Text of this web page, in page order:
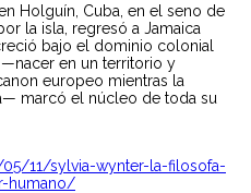
Holguín, Cuba, en el seno de
la isla, regresó a Jamaica
bajo el dominio colonial
en un territorio y
europeo mientras la
marcó el núcleo de toda su
11/sylvia-wynter-la-filosofa-
humano/